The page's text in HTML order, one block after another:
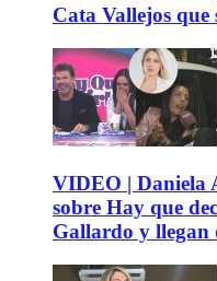
Cata Vallejos
VIDEO | Daniela
sobre Hay que
Gallardo y llegan